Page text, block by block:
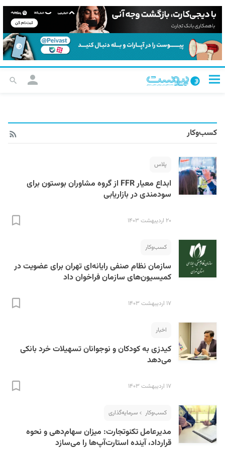
کسب‌و‌کار
پلاس
ابداع معیار FFR از گروه مشاوران بوستون برای
سودمندی در بازاریابی
۲۰ اردیبهشت ۱۴۰۳
کسب‌و‌کار
سازمان نظام صنفی رایانه‌ای تهران برای عضویت در
کمیسیون‌های سازمان فراخوان داد
۱۷ اردیبهشت ۱۴۰۳
اخبار
کیدزی به کودکان و نوجوانان تسهیلات خرد بانکی
می‌دهد
۱۷ اردیبهشت ۱۴۰۳
کسب‌و‌کار سرمایه‌گذاری
مدیرعامل تکنوتجارت: میزان سهام‌دهی و نحوه
قرارداد، آینده استارت‌آپ‌ها را می‌سازد